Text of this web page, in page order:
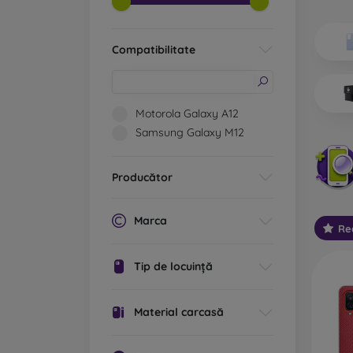
Compatibilitate
Motorola Galaxy A12
Samsung Galaxy M12
Producător
Marca
Tip de locuință
Material carcasă
Ce